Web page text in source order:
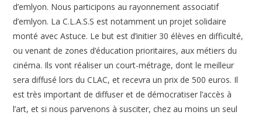
d’emlyon. Nous participons au rayonnement associatif
d’emlyon. La C.L.A.S.S est notamment un projet solidaire
monté avec Astuce. Le but est d’initier 30 élèves en difficulté,
ou venant de zones d’éducation prioritaires, aux métiers du
cinéma. Ils vont réaliser un court-métrage, dont le meilleur
sera diffusé lors du CLAC, et recevra un prix de 500 euros. Il
est très important de diffuser et de démocratiser l’accès à
l’art, et si nous parvenons à susciter, chez au moins un seul